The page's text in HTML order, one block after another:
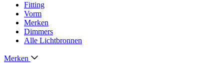
Fitting
Vorm
Merken
Dimmers
Alle Lichtbronnen
Merken